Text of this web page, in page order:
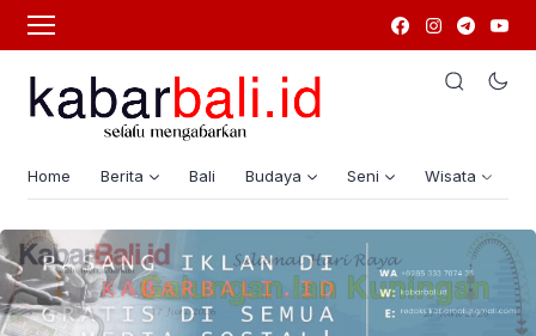
Home Berita Bali Budaya Seni Wisata